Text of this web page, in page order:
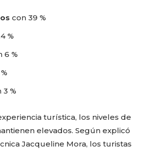
con 39 %
%
6 %
3 %
turística, los niveles de
elevados. Según explicó
Jacqueline Mora, los turistas